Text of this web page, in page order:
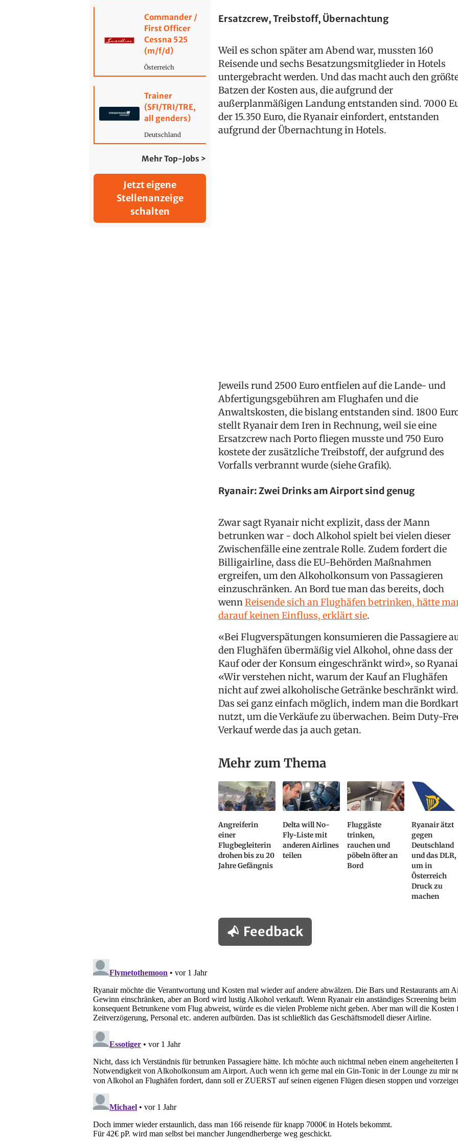
Commander /
First Officer
Cessna 525
(m/f/d)
Österreich
Trainer
(SFI/TRI/TRE,
all genders)
Deutschland
Mehr Top-Jobs >
Jetzt eigene
Stellenanzeige
schalten
Ersatzcrew, Treibstoff, Übernachtung
Weil es schon später am Abend war, mussten 160
Reisende und sechs Besatzungsmitglieder in Hotels
untergebracht werden. Und das macht auch den
Batzen der Kosten aus, die aufgrund der
außerplanmäßigen Landung entstanden sind. 7000
der 15.350 Euro, die Ryanair einfordert, entstanden
aufgrund der Übernachtung in Hotels.
Jeweils rund 2500 Euro entfielen auf die Lande- und
Abfertigungsgebühren am Flughafen und die
Anwaltskosten, die bislang entstanden sind. 1800
stellt Ryanair dem Iren in Rechnung, weil sie eine
Ersatzcrew nach Porto fliegen musste und 750 Euro
kostete der zusätzliche Treibstoff, der aufgrund des
Vorfalls verbrannt wurde (siehe Grafik).
Ryanair: Zwei Drinks am Airport sind genug
Zwar sagt Ryanair nicht explizit, dass der Mann
betrunken war - doch Alkohol spielt bei vielen dieser
Zwischenfälle eine zentrale Rolle. Zudem fordert die
Billigairline, dass die EU-Behörden Maßnahmen
ergreifen, um den Alkoholkonsum von Passagieren
einzuschränken. An Bord tue man das bereits, doch
wennReisende sich an Flughäfen betrinken, hätte
darauf keinen Einfluss, erklärt sie.
«Bei Flugverspätungen konsumieren die Passagiere
den Flughäfen übermäßig viel Alkohol, ohne dass der
Kauf oder der Konsum eingeschränkt wird», so
«Wir verstehen nicht, warum der Kauf an Flughäfen
nicht auf zwei alkoholische Getränke beschränkt
Das sei ganz einfach möglich, indem man die
nutzt, um die Verkäufe zu überwachen. Beim Duty-
Verkauf werde das ja auch getan.
Mehr zum Thema
Angreiferin
einer
Flugbegleiterin
drohen bis zu 20
Jahre Gefängnis
Delta will No-
Fly-Liste mit
anderen Airlines
teilen
Fluggäste
trinken,
rauchen und
pöbeln öfter an
Bord
Ryanair ätzt
gegen
Deutschland
und das DLR,
um in
Österreich
Druck zu
machen
Feedback